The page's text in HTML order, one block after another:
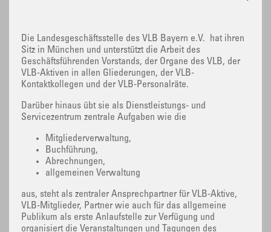
Die Landesgeschäftsstelle des VLB Bayern e.V. hat ihren
Sitz in München und unterstützt die Arbeit des
Geschäftsführenden Vorstands, der Organe des VLB, der
VLB-Aktiven in allen Gliederungen, der VLB-
Kontaktkollegen und der VLB-Personalräte.
Darüber hinaus übt sie als Dienstleistungs- und
Servicezentrum zentrale Aufgaben wie die
Mitgliederverwaltung,
Buchführung,
Abrechnungen,
allgemeinen Verwaltung
aus, steht als zentraler Ansprechpartner für VLB-Aktive,
VLB-Mitglieder, Partner wie auch für das allgemeine
Publikum als erste Anlaufstelle zur Verfügung und
organisiert die Veranstaltungen und Tagungen des